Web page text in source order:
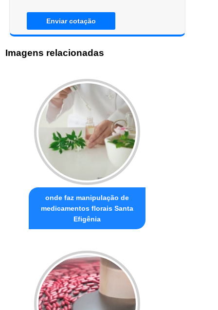
Enviar cotação
Imagens relacionadas
onde faz manipulação de
medicamentos florais Santa
Efigênia